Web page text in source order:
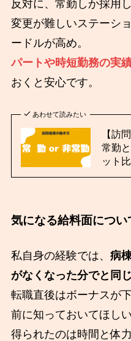
反対に、常勤しか採用
変更が難しいステーシ
ードルが高め。
パートや時短勤務の実
おくと安心です。
あわせて読みたい
【訪
常勤
ット
気になる給料面につ
私自身の経験では、 病
がなくなった分でと同
転職直後はボーナスが
前に知っておいてほし
得られたのは時間と体